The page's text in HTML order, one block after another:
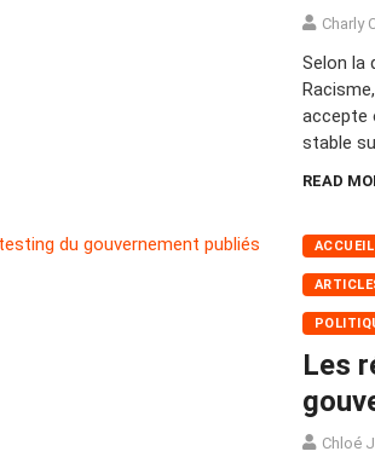
Charly
Selon la
accepte
stable
READ
ACCUEIL
Les
Chloé